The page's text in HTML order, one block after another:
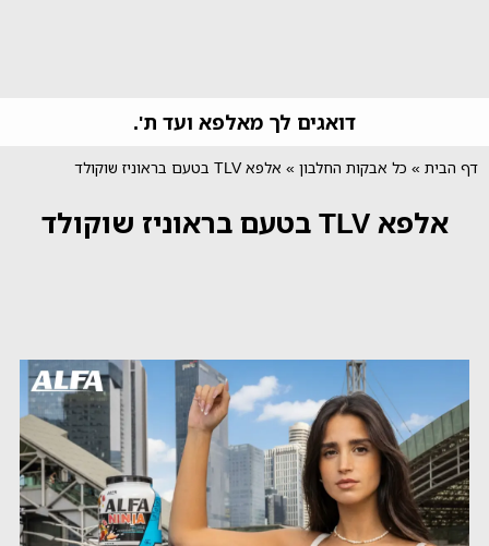
דואגים לך מאלפא ועד ת'.
דף הבית » כל אבקות החלבון » אלפא TLV בטעם בראוניז שוקולד
אלפא TLV בטעם בראוניז שוקולד